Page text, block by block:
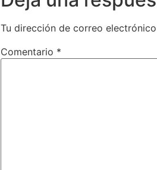
Tu dirección de correo
Comentario *